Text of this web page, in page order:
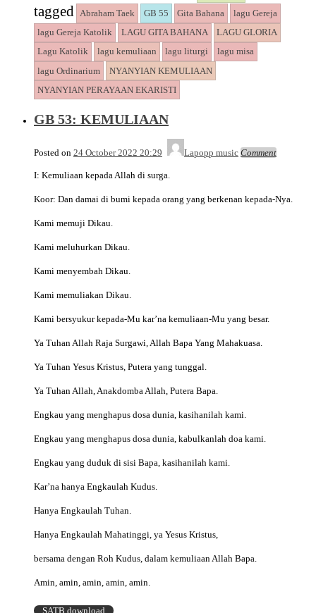
tagged
Abraham Taek GB 55 Gita Bahana
lagu Gereja
lagu Gereja Katolik
LAGU GITA BAHANA
LAGU GLORIA
Lagu Katolik
lagu kemuliaan lagu liturgi
lagu misa
lagu Ordinarium
NYANYIAN KEMULIAAN
NYANYIAN PERAYAAN EKARISTI
GB 53: KEMULIAAN
Posted on 24 October 2022 20:29 Lapopp music Comment
I: Kemuliaan kepada Allah di surga.
Koor: Dan damai di bumi kepada orang yang berkenan kepada-Nya.
Kami memuji Dikau.
Kami meluhurkan Dikau.
Kami menyembah Dikau.
Kami memuliakan Dikau.
Kami bersyukur kepada-Mu kar’na kemuliaan-Mu yang besar.
Ya Tuhan Allah Raja Surgawi, Allah Bapa Yang Mahakuasa.
Ya Tuhan Yesus Kristus, Putera yang tunggal.
Ya Tuhan Allah, Anakdomba Allah, Putera Bapa.
Engkau yang menghapus dosa dunia, kasihanilah kami.
Engkau yang menghapus dosa dunia, kabulkanlah doa kami.
Engkau yang duduk di sisi Bapa, kasihanilah kami.
Kar’na hanya Engkaulah Kudus.
Hanya Engkaulah Tuhan.
Hanya Engkaulah Mahatinggi, ya Yesus Kristus,
bersama dengan Roh Kudus, dalam kemuliaan Allah Bapa.
Amin, amin, amin, amin, amin.
SATB download